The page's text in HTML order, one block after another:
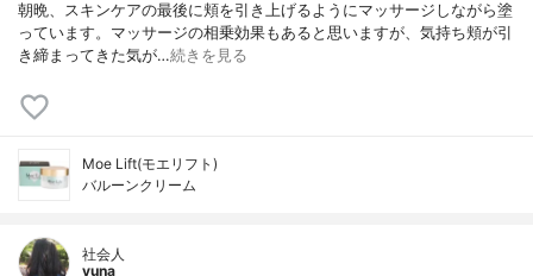
朝晩、スキンケアの最後に頬を引き上げるようにマッサージしながら塗
っています。マッサージの相乗効果もあると思いますが、気持ち頬が引
き締まってきた気が…続きを見る
Moe Lift(モエリフト)
バルーンクリーム
社会人
yuna